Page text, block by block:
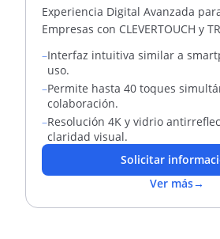
Experiencia Digital Avanzada
Empresas con CLEVERTOUCH y
–Interfaz intuitiva similar a
uso.
–Permite hasta 40 toques
colaboración.
–Resolución 4K y vidrio
claridad visual.
Solicitar
Ver más→